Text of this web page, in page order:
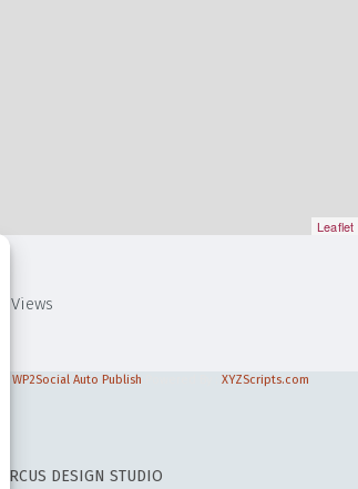
Leaflet
Views
CIRCUS DESIGN STUDIO
WP2Social Auto Publish XYZScripts.com